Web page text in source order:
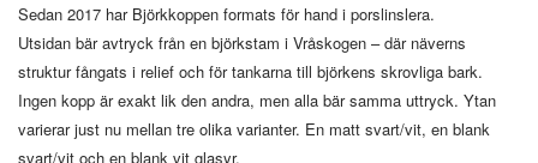
Sedan 2017 har Björkkoppen formats för hand i porslinslera.
Utsidan bär avtryck från en björkstam i Vråskogen – där näverns
struktur fångats i relief och för tankarna till björkens skrovliga bark.
Ingen kopp är exakt lik den andra, men alla bär samma uttryck. Ytan
varierar just nu mellan tre olika varianter. En matt svart/vit, en blank
svart/vit och en blank vit glasyr.